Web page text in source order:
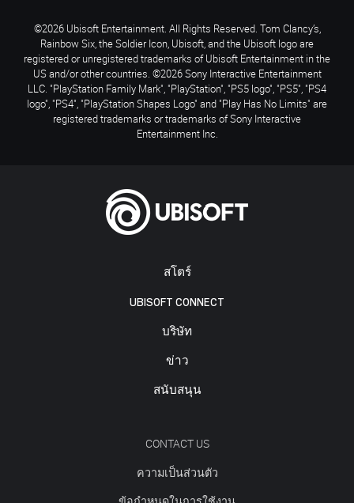
สโตร์
UBISOFT CONNECT
บริษัท
ข่าว
สนับสนุน
CONTACT US
ความเป็นส่วนตัว
©2026 Ubisoft Entertainment. All Rights Reserved. Tom Clancy’s,
Rainbow Six, the Soldier Icon, Ubisoft, and the Ubisoft logo are
registered or unregistered trademarks of Ubisoft Entertainment in the
US and/or other countries. ©2026 Sony Interactive Entertainment
LLC. "PlayStation Family Mark", "PlayStation", "PS5 logo", "PS5", "PS4
logo", "PS4", "PlayStation Shapes Logo" and "Play Has No Limits" are
registered trademarks or trademarks of Sony Interactive
Entertainment Inc.